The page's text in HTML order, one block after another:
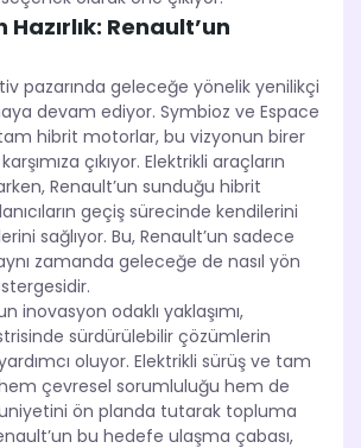
Renault’un
pazarında geleceğe yönelik yenilikçi
devam ediyor. Symbioz ve Espace
hibrit motorlar, bu vizyonun birer
çıkıyor. Elektrikli araçların
Renault’un sunduğu hibrit
geçiş sürecinde kendilerini
sağlıyor. Bu, Renault’un sadece
zamanda geleceğe de nasıl yön
inovasyon odaklı yaklaşımı,
sürdürülebilir çözümlerin
oluyor. Elektrikli sürüş ve tam
çevresel sorumluluğu hem de
ön planda tutarak topluma
bu hedefe ulaşma çabası,